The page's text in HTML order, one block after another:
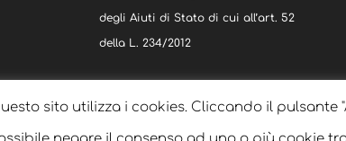
degli Aiuti di Stato di cui all’art. 52
della L. 234/2012
sito utilizza i cookies. Cliccando il pulsante